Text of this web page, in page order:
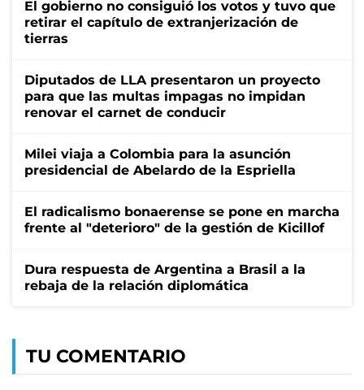
El gobierno no consiguió los votos y tuvo que
retirar el capítulo de extranjerización de
tierras
Diputados de LLA presentaron un proyecto
para que las multas impagas no impidan
renovar el carnet de conducir
Milei viaja a Colombia para la asunción
presidencial de Abelardo de la Espriella
El radicalismo bonaerense se pone en marcha
frente al "deterioro" de la gestión de Kicillof
Dura respuesta de Argentina a Brasil a la
rebaja de la relación diplomática
TU COMENTARIO